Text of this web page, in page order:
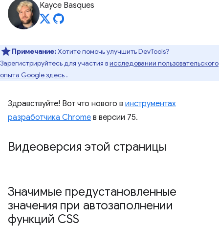
Kayce Basques
Примечание:Хотите помочь улучшить DevTools?
Зарегистрируйтесь для участия висследовании пользовательского
опыта Google здесь .
Здравствуйте! Вот что нового в инструментах
разработчика Chrome в версии 75.
Видеоверсия этой страницы
Значимые предустановленные
значения при автозаполнении
функций CSS